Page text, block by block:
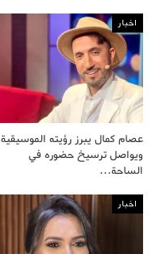
اخبار
عصام كمال يبرز رؤيته الموسيقية
ويواصل ترسيخ حضوره في
الساحة…
اخبار